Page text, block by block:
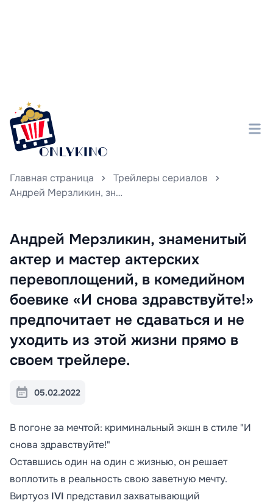
Главная страница
Трейлеры сериалов
Андрей Мерзликин, знаменитый актер и мастер актерских перевоплощений, в комедийном боевике «И снова здравствуйте!» предпочитает не сдаваться и не уходить из этой жизни прямо в своем трейлере.
Андрей Мерзликин, знаменитый
актер и мастер актерских
перевоплощений, в комедийном
боевике «И снова здравствуйте!»
предпочитает не сдаваться и не
уходить из этой жизни прямо в
своем трейлере.
05.02.2022
В погоне за мечтой: криминальный экшн в стиле "И
снова здравствуйте!"
Оставшись один на один с жизнью, он решает
воплотить в реальность свою заветную мечту.
Виртуоз IVI представил захватывающий